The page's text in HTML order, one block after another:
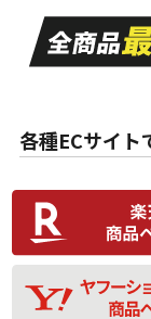
A
走行距
目立つ
な
な
C
比較的
D
使用感
あり、
各種ECサイト